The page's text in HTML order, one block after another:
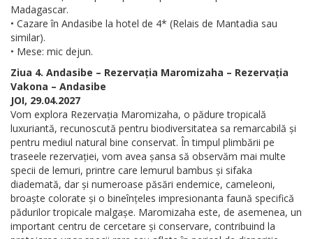
Madagascar.
• Cazare în Andasibe la hotel de 4* (Relais de Mantadia sau
similar).
• Mese: mic dejun.
Ziua 4. Andasibe – Rezervația Maromizaha – Rezervația
Vakona – Andasibe
JOI, 29.04.2027
Vom explora Rezervația Maromizaha, o pădure tropicală
luxuriantă, recunoscută pentru biodiversitatea sa remarcabilă și
pentru mediul natural bine conservat. În timpul plimbării pe
traseele rezervației, vom avea șansa să observăm mai multe
specii de lemuri, printre care lemurul bambus și sifaka
diademată, dar și numeroase păsări endemice, cameleoni,
broaște colorate și o bineînțeles impresionanta faună specifică
pădurilor tropicale malgașe. Maromizaha este, de asemenea, un
important centru de cercetare și conservare, contribuind la